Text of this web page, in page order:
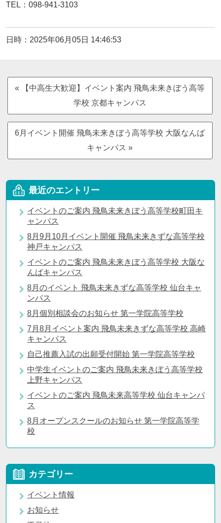
TEL：098-941-3103
日時：2025年06月05日 14:46:53
« 【中高生大歓迎】イベント案内 飛鳥未来きぼう高等
学校 京都キャンパス
6月イベント開催 飛鳥未来きぼう高等学校 大阪なんば
キャンパス »
最近のエントリー
イベントのご案内 飛鳥未来きぼう高等学校町田キ
ャンパス
8月9月10月イベント開催 飛鳥未来きずな高等学校
神戸キャンパス
イベントのご案内 飛鳥未来きぼう高等学校 大阪な
んばキャンパス
8月のイベント 飛鳥未来きずな高等学校 仙台キャ
ンパス
8月個別相談会のお知らせ 第一学院高等学校
7月8月イベント案内 飛鳥未来きずな高等学校 高崎
キャンパス
自己推薦入試の出願受付開始 第一学院高等学校
中学生イベントのご案内 飛鳥未来きぼう高等学校
上野キャンパス
イベントのご案内 飛鳥未来高等学校 仙台キャンパ
ス
8月オープンスクールのお知らせ 第一学院高等学
校
カテゴリー
イベント情報
お知らせ